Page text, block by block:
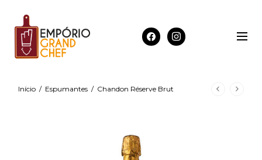
Início / Espumantes / Chandon Réserve Brut